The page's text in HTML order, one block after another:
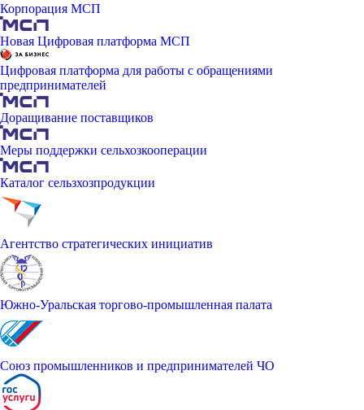
Корпорация МСП
Новая Цифровая платформа МСП
Цифровая платформа для работы с обращениями
предпринимателей
Доращивание поставщиков
Меры поддержки сельхозкооперации
Каталог сельзхозпродукции
Агентство стратегических инициатив
Южно-Уральская торгово-промышленная палата
Союз промышленников и предпринимателей ЧО